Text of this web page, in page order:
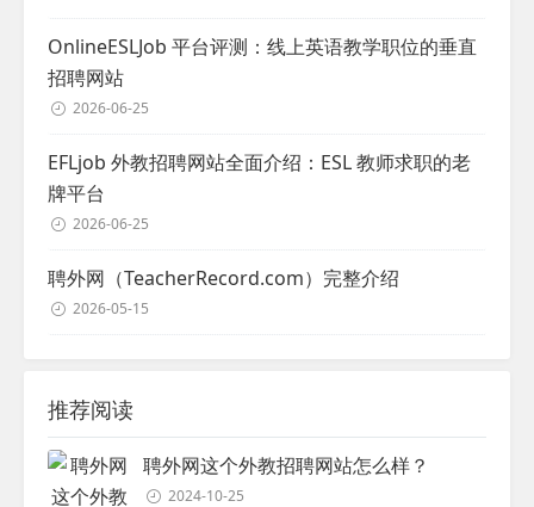
OnlineESLJob 平台评测：线上英语教学职位的垂直
招聘网站
2026-06-25
EFLjob 外教招聘网站全面介绍：ESL 教师求职的老
牌平台
2026-06-25
聘外网（TeacherRecord.com）完整介绍
2026-05-15
推荐阅读
聘外网这个外教招聘网站怎么样？
2024-10-25